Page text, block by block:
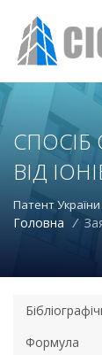
ВІД
Патент
Головна /
Формула